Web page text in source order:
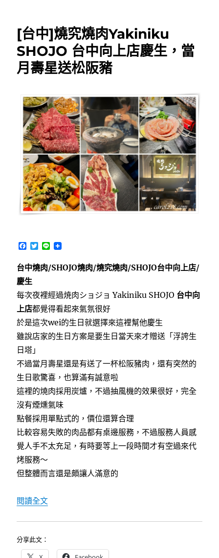
連
續
六
米
其
林
指
南，
精
緻
好
吃
份
量
足
館〉
[台中]燒究燒肉Yakiniku
SHOJO 台中向上店慶生，當
月壽星送松阪豬
F
c
e
b
o
o
k
T
i
t
r
L
e
台中燒肉/SHOJO燒肉/燒究燒肉/SHOJO台中向上店/
慶生
每次夜裡經過焼肉ショジョ Yakiniku SHOJO 台中向
上店都覺得看起來氣氛很好
於是這次wei的生日就選擇來這裡幫他慶生
雖說店家的生日方案是要生日當天來才贈送「浮誇生
日塔」
不過當月壽星還是有送了一杯松阪豬肉，還有突然的
生日歌驚喜，也算滿有誠意啦
這裡的燒肉採用炭爐，不過抽風機的效果很好，完全
沒有煙燻氣味
點餐採用單點式的，價位還算合理
比較容易失敗的肉品都有桌邊服務，不過服務人員感
覺人手不太充足，有時要等上一段時間才有空過來代
烤服務～
但整體而言還是頗讓人滿意的
閱讀全文〈[台中]燒究燒肉Yakiniku SHOJO 台中向上店
分享此文：